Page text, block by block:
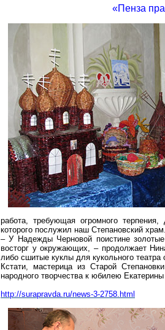
«Пенза
работа, требующая огромного
которого послужил наш Степановский
– У Надежды Черновой поистине
восторг у окружающих, – продолжает
либо сшитые куклы для кукольного
Кстати, мастерица из Старой
народного творчества к юбилею
http://surapravda.ru/news-3-2758.html